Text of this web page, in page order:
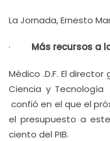
La Jornada, Ernesto
· Más recursos a
Médico .D.F. El
Ciencia y
confió en el que el
el presupuesto a
ciento del PIB.